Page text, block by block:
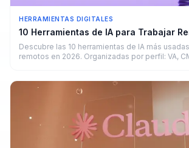
HERRAMIENTAS DIGITALES
10 Herramientas de IA para Trabajar
Descubre las 10 herramientas de IA más
remotos en 2026. Organizadas por perfil: VA,